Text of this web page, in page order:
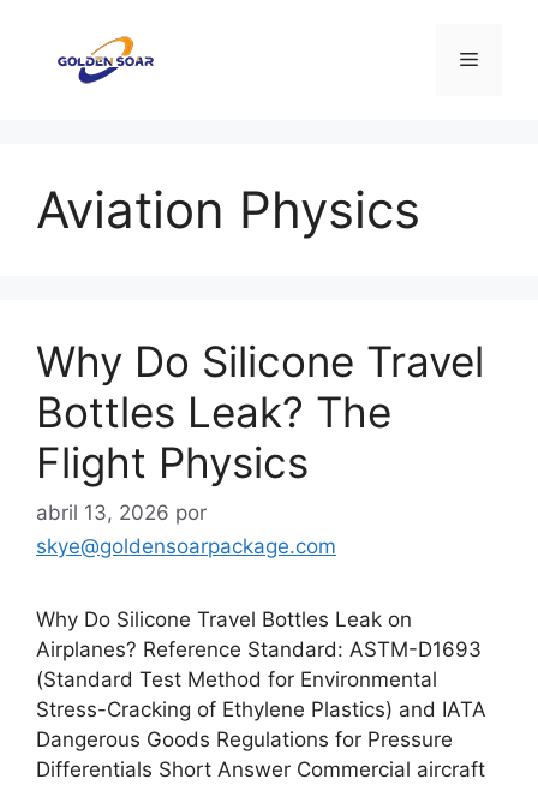
contenido
Menú
Aviation Physics
Why Do Silicone Travel
Bottles Leak? The
Flight Physics
abril 13, 2026 por
skye@goldensoarpackage.com
Why Do Silicone Travel Bottles Leak on
Airplanes? Reference Standard: ASTM-D1693
(Standard Test Method for Environmental
Stress-Cracking of Ethylene Plastics) and IATA
Dangerous Goods Regulations for Pressure
Differentials Short Answer Commercial aircraft